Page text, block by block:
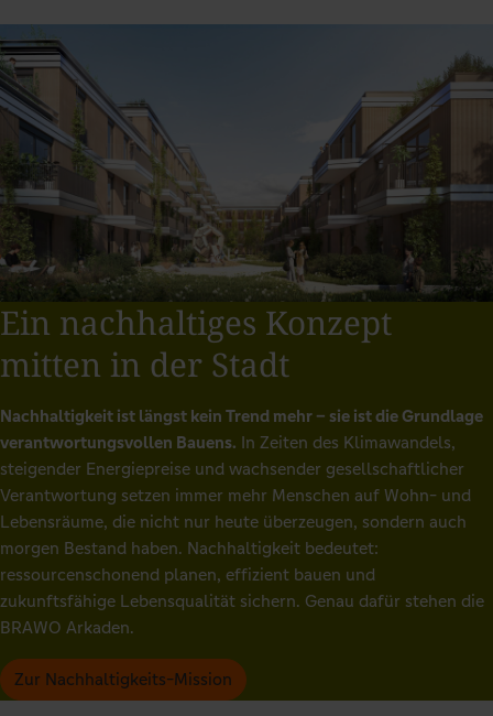
Ein nachhaltiges Konzept
mitten in der Stadt
Nachhaltigkeit ist längst kein Trend mehr – sie ist die Grundlage
verantwortungsvollen Bauens. In Zeiten des Klimawandels,
steigender Energiepreise und wachsender gesellschaftlicher
Verantwortung setzen immer mehr Menschen auf Wohn- und
Lebensräume, die nicht nur heute überzeugen, sondern auch
morgen Bestand haben. Nachhaltigkeit bedeutet:
ressourcenschonend planen, effizient bauen und
zukunftsfähige Lebensqualität sichern. Genau dafür stehen die
BRAWO Arkaden.
Zur Nachhaltigkeits-Mission